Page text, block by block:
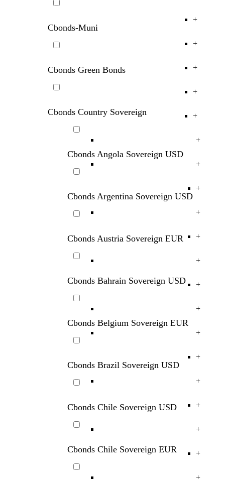
Cbonds-Muni
Cbonds Green Bonds
Cbonds Country Sovereign
Cbonds Angola Sovereign USD
Cbonds Argentina Sovereign USD
Cbonds Austria Sovereign EUR
Cbonds Bahrain Sovereign USD
Cbonds Belgium Sovereign EUR
+
Cbonds Brazil Sovereign USD
+
Cbonds Chile Sovereign USD
+
Cbonds Chile Sovereign EUR
+
+
+
+
+
+
+
+
+
+
+
+
+
+
+
+
+